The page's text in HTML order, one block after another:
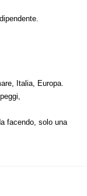
Italia, Europa.
facendo, solo una